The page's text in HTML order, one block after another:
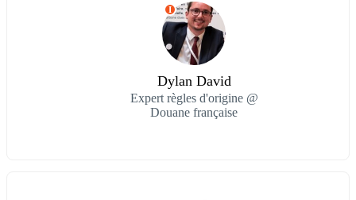
I
Dylan David
Expert règles d'origine @
Douane française